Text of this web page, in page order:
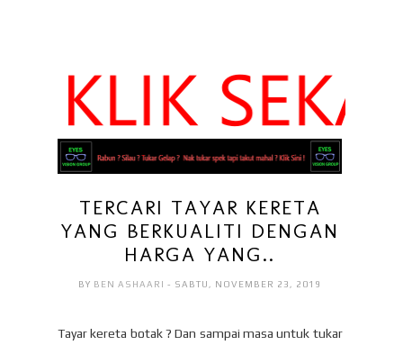
TERCARI TAYAR KERETA
YANG BERKUALITI DENGAN
HARGA YANG..
BY BEN ASHAARI- SABTU, NOVEMBER 23, 2019
Tayar kereta botak ? Dan sampai masa untuk tukar